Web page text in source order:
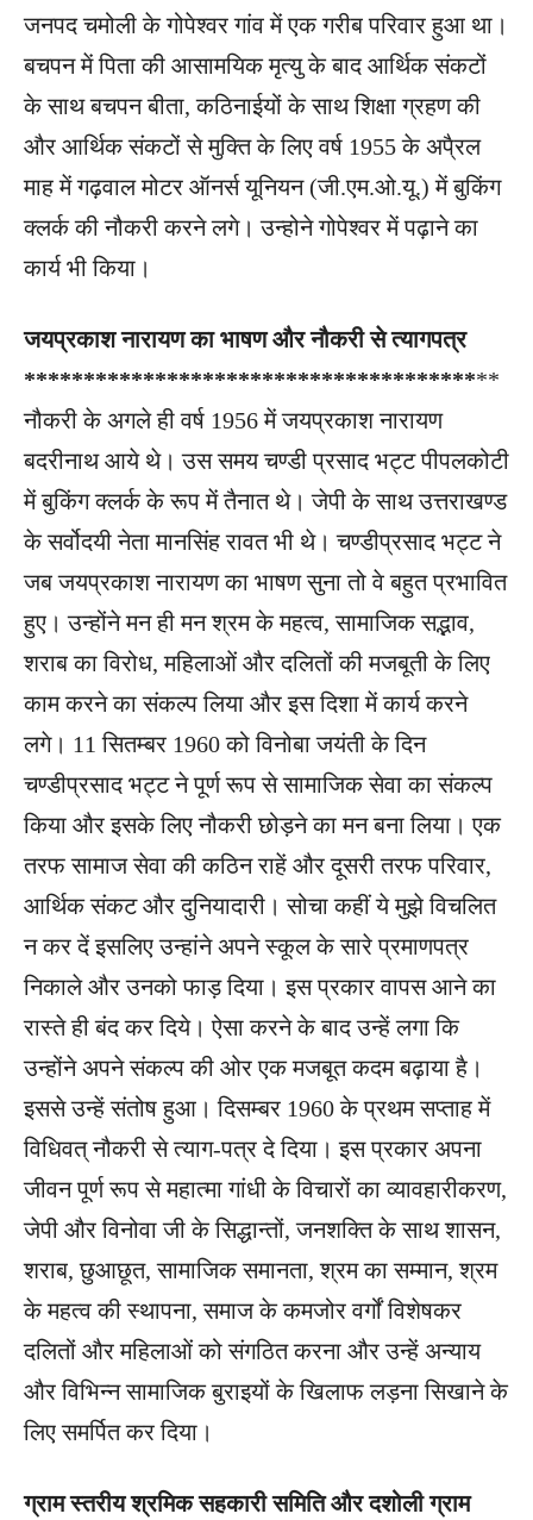
जनपद चमोली के गोपेश्वर गांव में एक गरीब परिवार हुआ था।
बचपन में पिता की आसामयिक मृत्यु के बाद आर्थिक संकटों
के साथ बचपन बीता, कठिनाईयों के साथ शिक्षा ग्रहण की
और आर्थिक संकटों से मुक्ति के लिए वर्ष 1955 के अपै्रल
माह में गढ़वाल मोटर ऑनर्स यूनियन (जी.एम.ओ.यू.) में बुकिंग
क्लर्क की नौकरी करने लगे। उन्होने गोपेश्वर में पढ़ाने का
कार्य भी किया।
जयप्रकाश नारायण का भाषण और नौकरी से त्यागपत्र
****************************************
नौकरी के अगले ही वर्ष 1956 में जयप्रकाश नारायण
बदरीनाथ आये थे। उस समय चण्डी प्रसाद भट्ट पीपलकोटी
में बुकिंग क्लर्क के रूप में तैनात थे। जेपी के साथ उत्तराखण्ड
के सर्वोदयी नेता मानसिंह रावत भी थे। चण्डीप्रसाद भट्ट ने
जब जयप्रकाश नारायण का भाषण सुना तो वे बहुत प्रभावित
हुए। उन्होंने मन ही मन श्रम के महत्व, सामाजिक सद्भाव,
शराब का विरोध, महिलाओं और दलितों की मजबूती के लिए
काम करने का संकल्प लिया और इस दिशा में कार्य करने
लगे। 11 सितम्बर 1960 को विनोबा जयंती के दिन
चण्डीप्रसाद भट्ट ने पूर्ण रूप से सामाजिक सेवा का संकल्प
किया और इसके लिए नौकरी छोड़ने का मन बना लिया। एक
तरफ सामाज सेवा की कठिन राहें और दूसरी तरफ परिवार,
आर्थिक संकट और दुनियादारी। सोचा कहीं ये मुझे विचलित
न कर दें इसलिए उन्हांने अपने स्कूल के सारे प्रमाणपत्र
निकाले और उनको फाड़ दिया। इस प्रकार वापस आने का
रास्ते ही बंद कर दिये। ऐसा करने के बाद उन्हें लगा कि
उन्होंने अपने संकल्प की ओर एक मजबूत कदम बढ़ाया है।
इससे उन्हें संतोष हुआ। दिसम्बर 1960 के प्रथम सप्ताह में
विधिवत् नौकरी से त्याग-पत्र दे दिया। इस प्रकार अपना
जीवन पूर्ण रूप से महात्मा गांधी के विचारों का व्यावहारीकरण,
जेपी और विनोवा जी के सिद्धान्तों, जनशक्ति के साथ शासन,
शराब, छुआछूत, सामाजिक समानता, श्रम का सम्मान, श्रम
के महत्व की स्थापना, समाज के कमजोर वर्गों विशेषकर
दलितों और महिलाओं को संगठित करना और उन्हें अन्याय
और विभिन्न सामाजिक बुराइयों के खिलाफ लड़ना सिखाने के
लिए समर्पित कर दिया।
ग्राम स्तरीय श्रमिक सहकारी समिति और दशोली ग्राम